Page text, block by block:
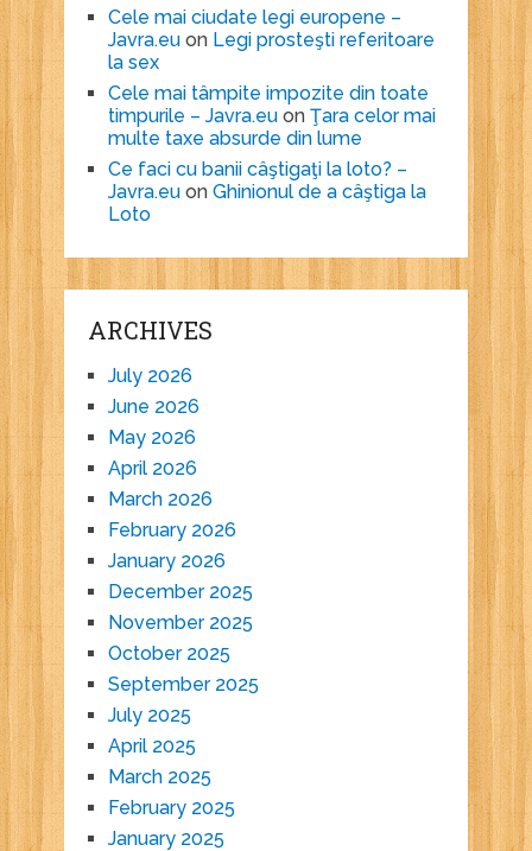
Cele mai ciudate legi europene –
Javra.euon Legi prosteşti referitoare
la sex
Cele mai tâmpite impozite din toate
timpurile – Javra.euon Ţara celor mai
multe taxe absurde din lume
Ce faci cu banii câştigaţi la loto? –
Javra.euon Ghinionul de a câştiga la
Loto
ARCHIVES
July 2026
June 2026
May 2026
April 2026
March 2026
February 2026
January 2026
December 2025
November 2025
October 2025
September 2025
July 2025
April 2025
March 2025
February 2025
January 2025